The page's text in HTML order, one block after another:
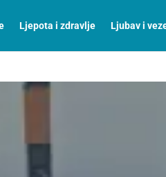
Ljepota i zdravlje Ljubav i